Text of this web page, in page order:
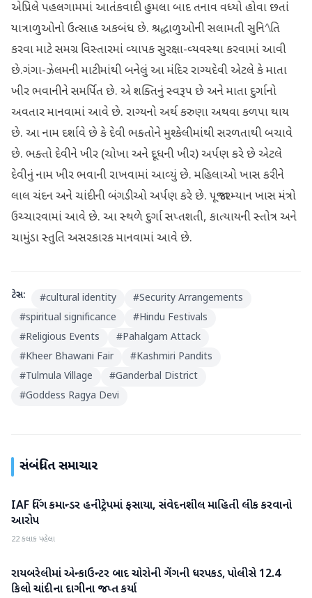
એપ્રિલે પહલગામમાં આતંકવાદી હુમલા બાદ તનાવ વધ્‍યો હોવા છતાં
યાત્રાળુઓનો ઉત્‍સાહ અકબંધ છે. શ્રદ્ધાળુઓની સલામતી સુનિﾍતિ
કરવા માટે સમગ્ર વિસ્‍તારમાં વ્‍યાપક સુરક્ષા-વ્‍યવસ્‍થા કરવામાં આવી
છે.ગંગા-ઝેલમની માટીમાંથી બનેલું આ મંદિર રાગ્‍યદેવી એટલે કે માતા
ખીર ભવાનીને સમર્પિત છે. એ શક્‍તિનું સ્‍વરૂપ છે અને માતા દુર્ગાનો
અવતાર માનવામાં આવે છે. રાગ્‍યનો અર્થ કરુણા અથવા કળપા થાય
છે. આ નામ દર્શાવે છે કે દેવી ભક્‍તોને મુશ્‍કેલીમાંથી સરળતાથી બચાવે
છે. ભક્‍તો દેવીને ખીર (ચોખા અને દૂધની ખીર) અર્પણ કરે છે એટલે
દેવીનું નામ ખીર ભવાની રાખવામાં આવ્‍યું છે. મહિલાઓ ખાસ કરીને
લાલ ચંદન અને ચાંદીની બંગડીઓ અર્પણ કરે છે. પૂજા દરમ્‍યાન ખાસ મંત્રો
ઉચ્‍ચારવામાં આવે છે. આ સ્‍થળે દુર્ગા સપ્તશતી, કાત્‍યાયની સ્‍તોત્ર અને
ચામુંડા સ્‍તુતિ અસરકારક માનવામાં આવે છે.
ટેગ્સ: #cultural identity #Security Arrangements
#spiritual significance #Hindu Festivals
#Religious Events #Pahalgam Attack
#Kheer Bhawani Fair #Kashmiri Pandits
#Tulmula Village #Ganderbal District
#Goddess Ragya Devi
સંબંધિત સમાચાર
રાષ્ટ્રીય
IAF વિંગ કમાન્ડર હનીટ્રેપમાં ફસાયા, સંવેદનશીલ માહિતી લીક કરવાનો
આરોપ
22 કલાક પહેલા
રાષ્ટ્રીય
રાયબરેલીમાં એન્કાઉન્ટર બાદ ચોરોની ગેંગની ધરપકડ, પોલીસે 12.4
કિલો ચાંદીના દાગીના જપ્ત કર્યા